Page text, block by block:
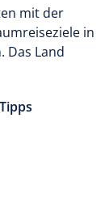
mit der
in
Das Land